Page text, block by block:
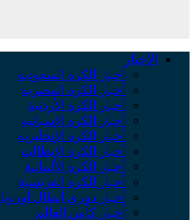
الأخبار
أخبار الكرة السعودية
أخبار الكرة المصرية
أخبار الكرة الأردنية
أخبار الكرة الإسبانية
أخبار الكرة الإنجليزية
أخبار الكرة الإيطالية
أخبار الكرة الألمانية
أخبار الكرة الفرنسية
أخبار دوري أبطال أوروبا
أخبار كأس العالم